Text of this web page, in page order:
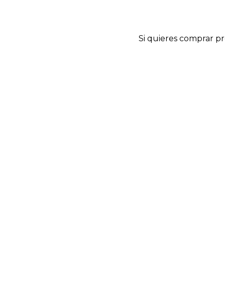
Si quieres comprar